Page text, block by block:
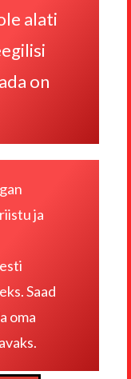
alati
on
ja
Saad
oma